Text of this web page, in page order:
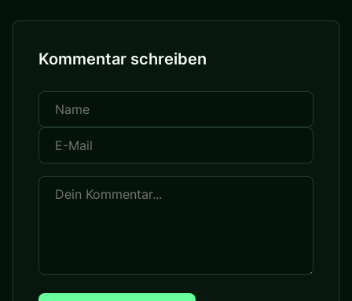
Kommentar schreiben